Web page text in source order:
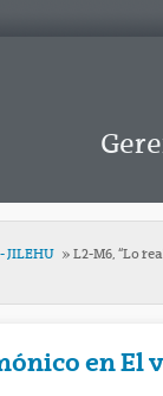
JILEHU
L2-M6, “Lo
en El